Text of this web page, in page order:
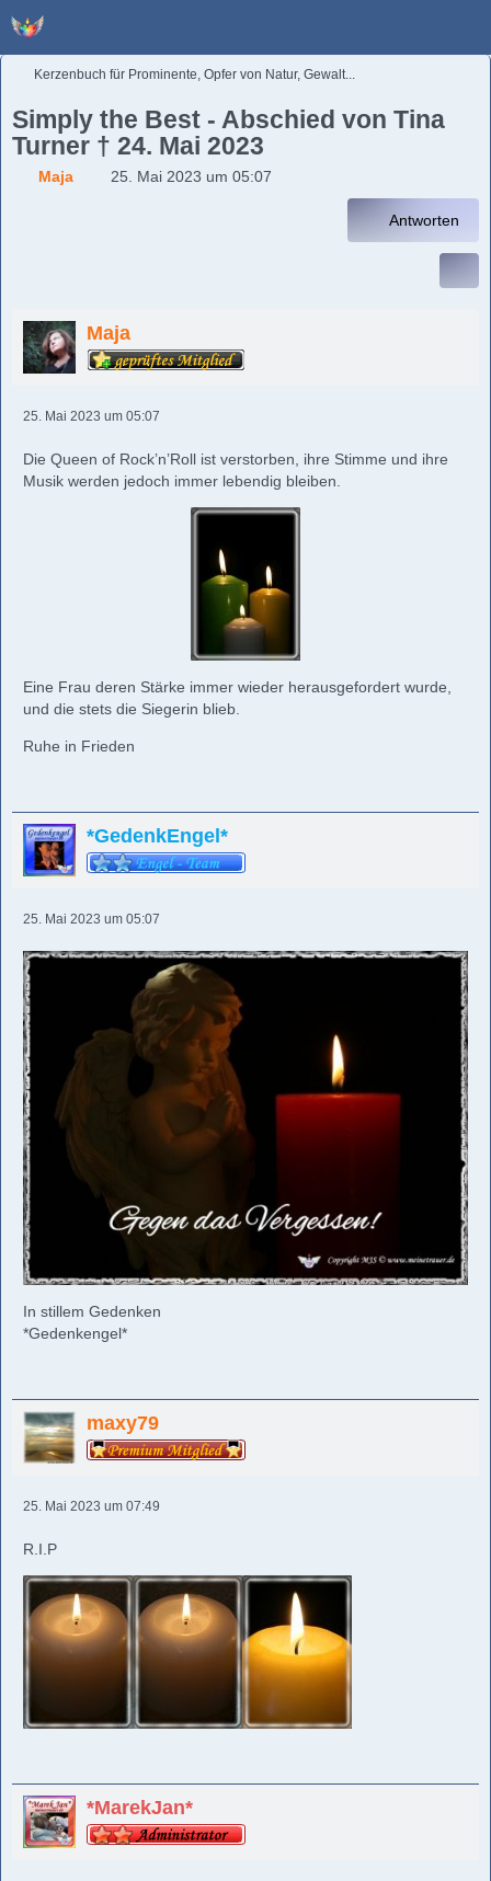
Kerzenbuch für Prominente, Opfer von Natur, Gewalt...
Simply the Best - Abschied von Tina
Turner † 24. Mai 2023
Maja 25. Mai 2023 um 05:07
Antworten
Maja
25. Mai 2023 um 05:07
Die Queen of Rock’n’Roll ist verstorben, ihre Stimme und ihre
Musik werden jedoch immer lebendig bleiben.
Eine Frau deren Stärke immer wieder herausgefordert wurde,
und die stets die Siegerin blieb.
Ruhe in Frieden
*GedenkEngel*
25. Mai 2023 um 05:07
In stillem Gedenken
*Gedenkengel*
maxy79
25. Mai 2023 um 07:49
R.I.P
*MarekJan*